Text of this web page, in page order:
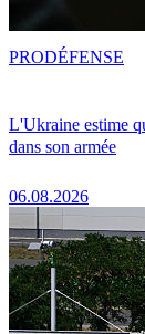
L'Ukraine estime
dans son armée
06.08.2026
PRODÉFENSE